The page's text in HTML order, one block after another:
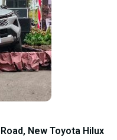
New Toyota Hilux